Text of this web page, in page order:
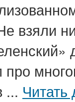
взяли
про
... Читать